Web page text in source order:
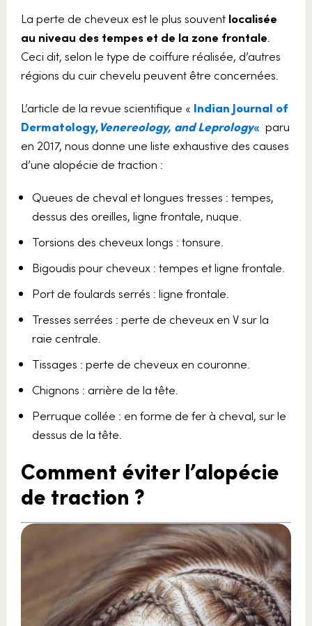
La perte de cheveux est le plus souvent localisée
au niveau des tempes et de la zone frontale.
Ceci dit, selon le type de coiffure réalisée, d’autres
régions du cuir chevelu peuvent être concernées.
L’article de la revue scientifique « Indian Journal of
Dermatology,Venereology, and Leprology« paru
en 2017, nous donne une liste exhaustive des causes
d’une alopécie de traction :
Queues de cheval et longues tresses : tempes,
dessus des oreilles, ligne frontale, nuque.
Torsions des cheveux longs : tonsure.
Bigoudis pour cheveux : tempes et ligne frontale.
Port de foulards serrés : ligne frontale.
Tresses serrées : perte de cheveux en V sur la
raie centrale.
Tissages : perte de cheveux en couronne.
Chignons : arrière de la tête.
Perruque collée : en forme de fer à cheval, sur le
dessus de la tête.
Comment éviter l’alopécie
de traction ?